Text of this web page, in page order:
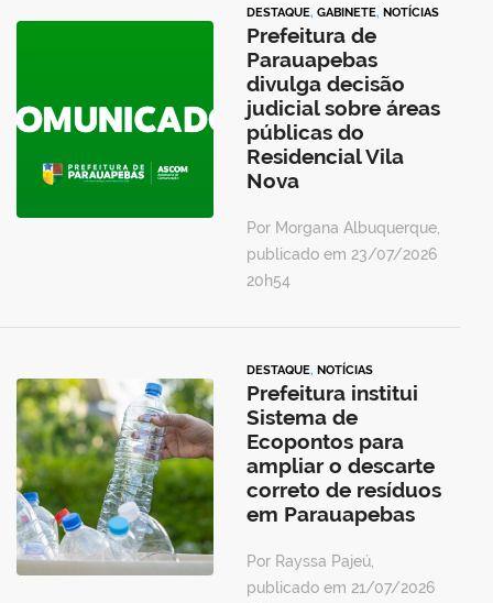
DESTAQUE, GABINETE, NOTÍCIAS
Prefeitura de
Parauapebas
divulga decisão
judicial sobre áreas
públicas do
Residencial Vila
Nova
Por Morgana Albuquerque,
publicado em 23/07/2026
20h54
DESTAQUE, NOTÍCIAS
Prefeitura institui
Sistema de
Ecopontos para
ampliar o descarte
correto de resíduos
em Parauapebas
Por Rayssa Pajeú,
publicado em 21/07/2026